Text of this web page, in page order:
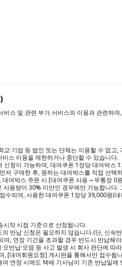
스 및 관련 부가 서비스의 이용과 관련하
·기업 등 법인 또는 단체는 이용할 수 없
스 이용을 제한하거나 중단할 수 있습니다.
청이 가능하며, 대여쿠폰 1장당 대여박스
구매한 후, 원하는 대여박스를 직접 선택
여박스 주문 시 [대여쿠폰 사용 → 무통장 0
용량이 30% 미만인 경우에만 가능합니다.
되며, 사용한 대여쿠폰 1장당 39,000원(
작 시점 기준으로 산정됩니다.
반납 신청은 필요하지 않습니다.(단, 신속
, 연장 기간을 초과할 경우 반드시 반납해
반납·오염 등 사고 발생 시 회사 판단에 따
[대여회원요청] 게시판을 통해서만 접수됩
연장 시에도 택배 기사님이 기존 반납일